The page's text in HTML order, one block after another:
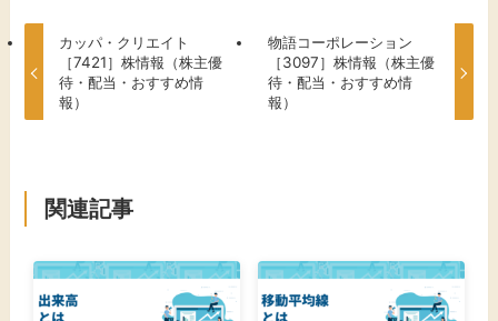
カッパ・クリエイト
［7421］株情報（株主優
待・配当・おすすめ情
報）
​物語コーポレーション
［3097］株情報（株主優
待・配当・おすすめ情
報）
関連記事